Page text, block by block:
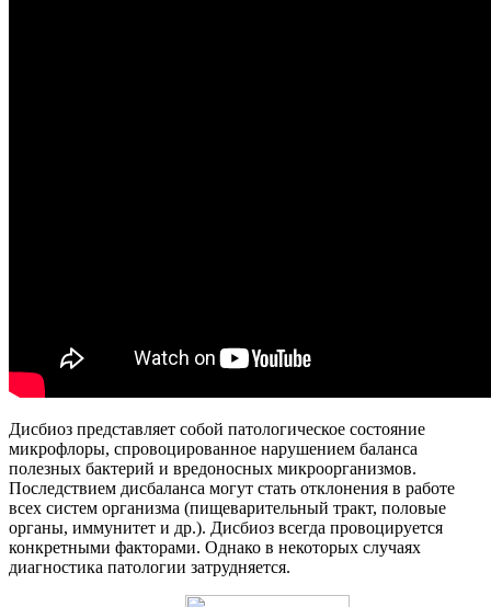
Дисбиоз представляет собой патологическое состояние
микрофлоры, спровоцированное нарушением баланса
полезных бактерий и вредоносных микроорганизмов.
Последствием дисбаланса могут стать отклонения в работе
всех систем организма (пищеварительный тракт, половые
органы, иммунитет и др.). Дисбиоз всегда провоцируется
конкретными факторами. Однако в некоторых случаях
диагностика патологии затрудняется.